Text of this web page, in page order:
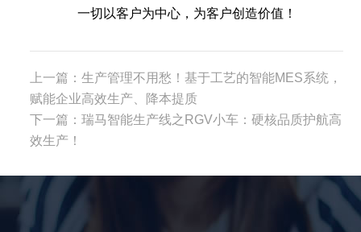
一切以客户为中心，为客户创造价值！
上一篇：生产管理不用愁！基于工艺的智能MES系统，
赋能企业高效生产、降本提质
下一篇：瑞马智能生产线之RGV小车：硬核品质护航高
效生产！